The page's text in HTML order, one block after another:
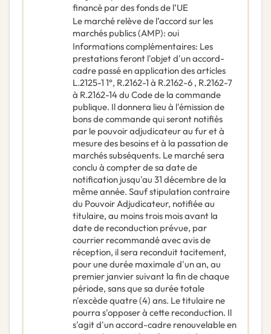
financé par des fonds de l’UE
Le marché relève de l’accord sur les
marchés publics (AMP): oui
Informations complémentaires: Les
prestations feront l'objet d'un accord-
cadre passé en application des articles
L.2125-1 1°, R.2162-1 à R.2162-6 , R.2162-7
à R.2162-14 du Code de la commande
publique. Il donnera lieu à l'émission de
bons de commande qui seront notifiés
par le pouvoir adjudicateur au fur et à
mesure des besoins et à la passation de
marchés subséquents. Le marché sera
conclu à compter de sa date de
notification jusqu'au 31 décembre de la
même année. Sauf stipulation contraire
du Pouvoir Adjudicateur, notifiée au
titulaire, au moins trois mois avant la
date de reconduction prévue, par
courrier recommandé avec avis de
réception, il sera reconduit tacitement,
pour une durée maximale d'un an, au
premier janvier suivant la fin de chaque
période, sans que sa durée totale
n'excède quatre (4) ans. Le titulaire ne
pourra s'opposer à cette reconduction. Il
s'agit d'un accord-cadre renouvelable en